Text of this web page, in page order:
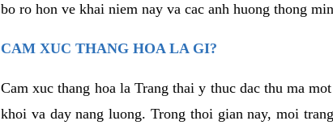
bo ro hon ve khai niem nay va cac anh huong thong
CAM XUC THANG HOA LA GI?
Cam xuc thang hoa la Trang thai y thuc dac thu ma
khoi va day nang luong. Trong thoi gian nay, moi